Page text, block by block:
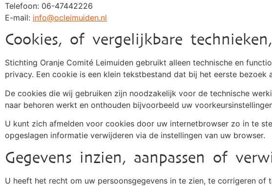
Telefoon: 06-47442226
E-mail: info@ocleimuiden.nl
Cookies, of vergelijkbare
Stichting Oranje Comité Leimuiden gebruikt alleen technische en
privacy. Een cookie is een klein tekstbestand dat bij het eerste
De cookies die wij gebruiken zijn noodzakelijk voor de technische
naar behoren werkt en onthouden bijvoorbeeld uw
U kunt zich afmelden voor cookies door uw internetbrowser zo in te
opgeslagen informatie verwijderen via de instellingen van uw browser.
Gegevens inzien, aanpassen of
U heeft het recht om uw persoonsgegevens in te zien, te corrigeren